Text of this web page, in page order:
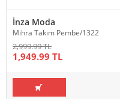
İnza Moda
Mihra Takım Pembe/1322
2,999.99 TL
1,949.99 TL